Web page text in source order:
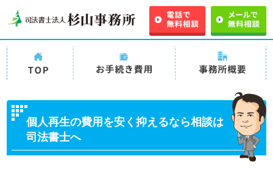
杉山事務所
TOP
所の過払い金請求の手
続き費用・料金
司法書士法人杉山事
務所 事務所概要
個人再生の費用を安く抑えるなら相談は
司法書士へ